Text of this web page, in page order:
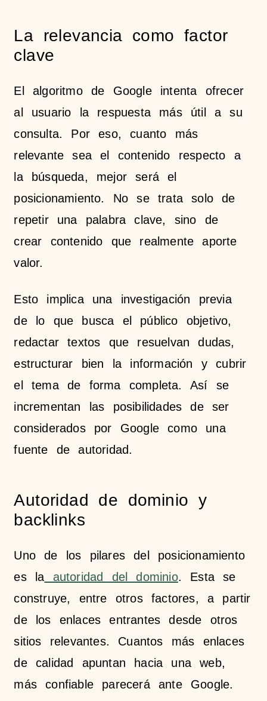
La relevancia como factor
clave
El algoritmo de Google intenta ofrecer
al usuario la respuesta más útil a su
consulta. Por eso, cuanto más
relevante sea el contenido respecto a
la búsqueda, mejor será el
posicionamiento. No se trata solo de
repetir una palabra clave, sino de
crear contenido que realmente aporte
valor.
Esto implica una investigación previa
de lo que busca el público objetivo,
redactar textos que resuelvan dudas,
estructurar bien la información y cubrir
el tema de forma completa. Así se
incrementan las posibilidades de ser
considerados por Google como una
fuente de autoridad.
Autoridad de dominio y
backlinks
Uno de los pilares del posicionamiento
es laautoridad del dominio. Esta se
construye, entre otros factores, a partir
de los enlaces entrantes desde otros
sitios relevantes. Cuantos más enlaces
de calidad apuntan hacia una web,
más confiable parecerá ante Google.